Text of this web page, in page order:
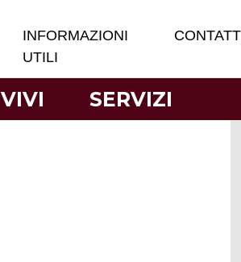
INFORMAZIONI
UTILI
VIVI SERVIZI